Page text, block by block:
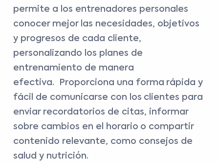
permite a los entrenadores personales
conocer mejor las necesidades, objetivos
y progresos de cada cliente,
personalizando los planes de
entrenamiento de manera
efectiva. Proporciona una forma rápida y
fácil de comunicarse con los clientes para
enviar recordatorios de citas, informar
sobre cambios en el horario o compartir
contenido relevante, como consejos de
salud y nutrición.